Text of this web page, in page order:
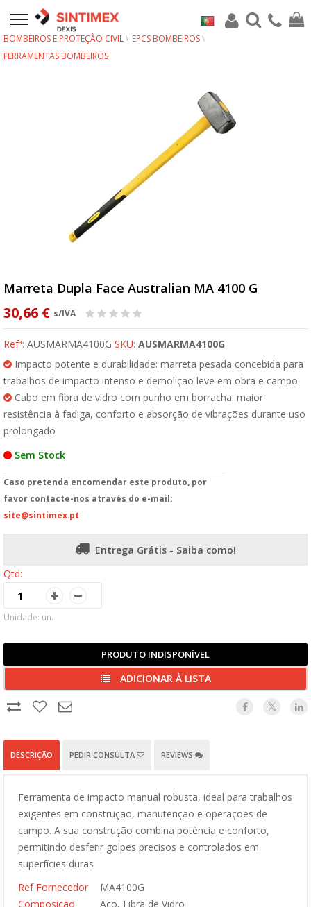
BOMBEIROS E PROTEÇÃO CIVIL
EPCS BOMBEIROS
FERRAMENTAS BOMBEIROS
Marreta Dupla Face Australian MA 4100 G
30,66 € s/IVA
Refª: AUSMARMA4100G SKU: AUSMARMA4100G
Impacto potente e durabilidade: marreta pesada concebida para
trabalhos de impacto intenso e demolição leve em obra e campo
Cabo em fibra de vidro com punho em borracha: maior
resistência à fadiga, conforto e absorção de vibrações durante uso
prolongado
Sem Stock
Caso pretenda encomendar este produto, por
favor contacte-nos através do e-mail:
site@sintimex.pt
Entrega Grátis - Saiba como!
Qtd:
Unidade: un.
PRODUTO INDISPONÍVEL
ADICIONAR À LISTA
DESCRIÇÃO PEDIR CONSULTA REVIEWS
Ferramenta de impacto manual robusta, ideal para trabalhos
exigentes em construção, manutenção e operações de
campo. A sua construção combina potência e conforto,
permitindo desferir golpes precisos e controlados em
superfícies duras
Ref Fornecedor
MA4100G
Composição
Aço, Fibra de Vidro